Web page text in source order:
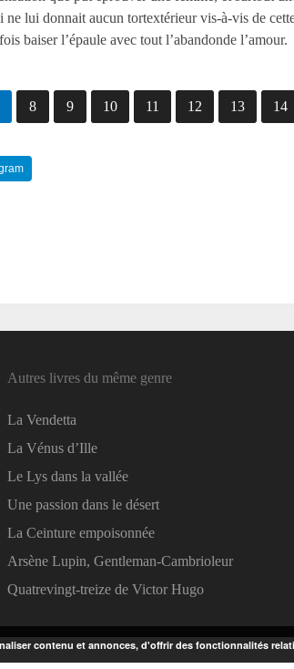
lui donnait aucun tortextérieur vis-à-vis de
baiser l’épaule avec tout l’abandonde l’amour.
8 9 10 11 12 13 14
Autres livres du même genre
La Vendetta
La Vénus d’Ille
Le Lys dans la vallée
Une passion dans le désert
La Ceinture empoisonnée
Arsène Lupin, Gentleman-Cambrioleur
Quatrevingt-treize de Victor Hugo
contenu et annonces, d'offrir des fonctionnalités